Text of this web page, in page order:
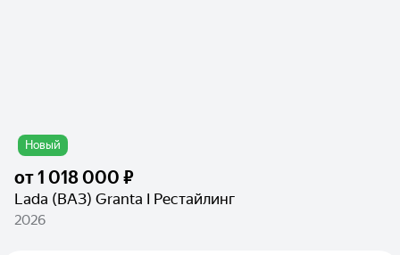
Новый
от1 018 000 ₽
Lada (ВАЗ) Granta I Рестайлинг
2026